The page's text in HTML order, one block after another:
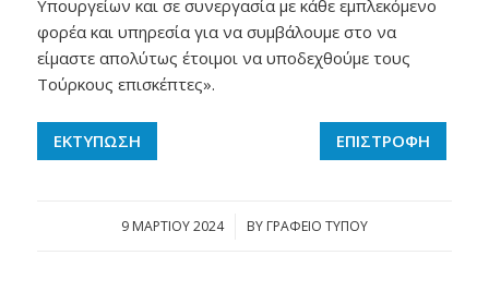
Υπουργείων και σε συνεργασία με κάθε εμπλεκόμενο
φορέα και υπηρεσία για να συμβάλουμε στο να
είμαστε απολύτως έτοιμοι να υποδεχθούμε τους
Τούρκους επισκέπτες».
ΕΚΤΥΠΩΣΗ ΕΠΙΣΤΡΟΦΗ
9 ΜΑΡΤΊΟΥ 2024
/ BY ΓΡΑΦΕΙΟ ΤΥΠΟΥ